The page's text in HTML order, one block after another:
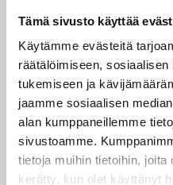
Tämä sivusto käyttää
Käytämme evästeitä
räätälöimiseen,
tukemiseen ja
jaamme sosiaalisen
alan kumppaneillemme
sivustoamme.
tietoja muihin tietoihin, joita
kerätty, kun olet käyttänyt
RIKU RANTALA
Kaupallinen yhteistyö: